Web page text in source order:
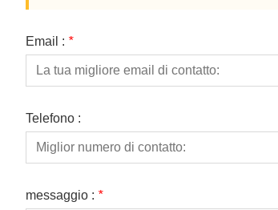
Email : *
Telefono :
messaggio : *